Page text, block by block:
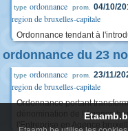
type ordonnance prom. 04/10/
region de bruxelles-capitale
Ordonnance tendant à
ordonnance du 23
type ordonnance prom. 23/11/
region de bruxelles-capitale
Ordonnance portant
dénomination de l'Agence
l'Entreprise en Agence